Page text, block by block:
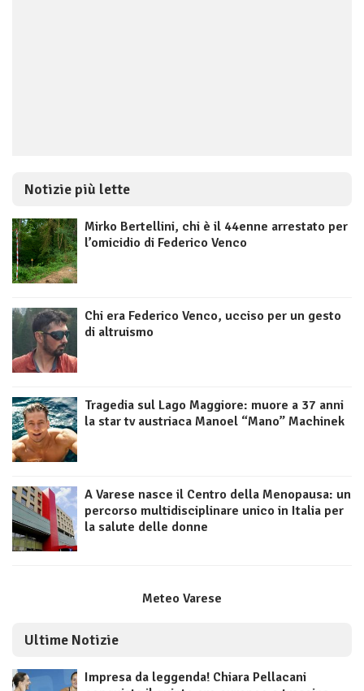
Notizie più lette
Mirko Bertellini, chi è il 44enne arrestato per
l’omicidio di Federico Venco
Chi era Federico Venco, ucciso per un gesto
di altruismo
Tragedia sul Lago Maggiore: muore a 37 anni
la star tv austriaca Manoel “Mano” Machinek
A Varese nasce il Centro della Menopausa: un
percorso multidisciplinare unico in Italia per
la salute delle donne
Meteo Varese
Ultime Notizie
Impresa da leggenda! Chiara Pellacani